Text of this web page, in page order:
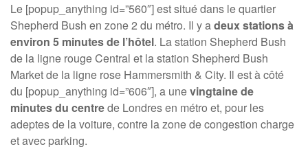
Le [popup_anything id=”560″] est situé dans le quartier
Shepherd Bush en zone 2 du métro. Il y adeux stations à
environ 5 minutes de l’hôtel. La station Shepherd Bush
de la ligne rouge Central et la station Shepherd Bush
Market de la ligne rose Hammersmith & City. Il est à côté
du [popup_anything id=”606″], a unevingtaine de
minutes du centrede Londres en métro et, pour les
adeptes de la voiture, contre la zone de congestion charge
et avec parking.